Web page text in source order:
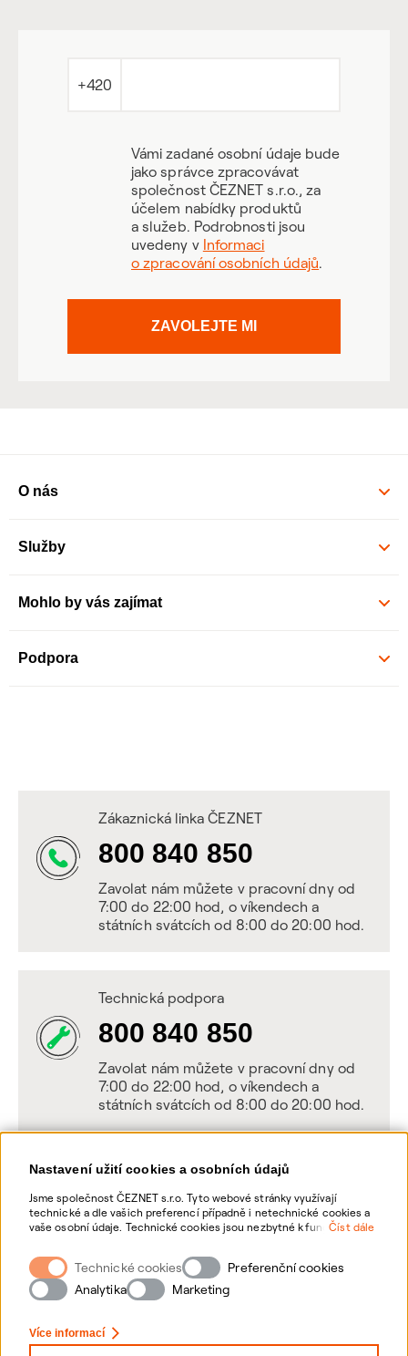
Nastavení užití cookies a osobních údajů
Jsme společnost ČEZNET s.r.o. Tyto webové stránky využívají
technické a dle vašich preferencí případně i netechnické cookies a
vaše osobní údaje. Technické cookies jsou nezbytné k fungování
webové stránky vašim preferencím, k personalizaci reklam a
analytice. Pro sběr a zpracování netechnických cookies a vašich
osobních údajů, nám můžete udělit souhlas. Bližší informace o
vašich právech, zpracování osobních údajů, včetně možnosti
Číst dále
Technické cookies
Preferenční cookies
Analytika
Marketing
Více informací
+420
Vámi zadané osobní údaje bude
jako správce zpracovávat
společnost ČEZNET s.r.o., za
účelem nabídky produktů
a služeb. Podrobnosti jsou
uvedeny v Informaci
o zpracování osobních údajů.
ZAVOLEJTE MI
O nás
Služby
Mohlo by vás zajímat
Podpora
Zákaznická linka ČEZNET
800 840 850
Zavolat nám můžete v pracovní dny od
7:00 do 22:00 hod, o víkendech a
státních svátcích od 8:00 do 20:00 hod.
Technická podpora
800 840 850
Zavolat nám můžete v pracovní dny od
7:00 do 22:00 hod, o víkendech a
státních svátcích od 8:00 do 20:00 hod.
Napište nám
POSLAT VZKAZ
Zanechte nám vzkaz online, my se vám
ozveme zpět